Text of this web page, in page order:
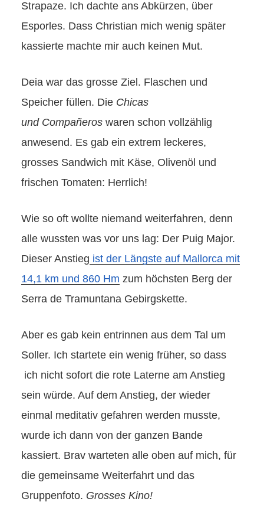
Strapaze. Ich dachte ans Abkürzen, über
Esporles. Dass Christian mich wenig später
kassierte machte mir auch keinen Mut.
Deia war das grosse Ziel. Flaschen und
Speicher füllen. Die Chicas
und Compañeros waren schon vollzählig
anwesend. Es gab ein extrem leckeres,
grosses Sandwich mit Käse, Olivenöl und
frischen Tomaten: Herrlich!
Wie so oft wollte niemand weiterfahren, denn
alle wussten was vor uns lag: Der Puig Major.
Dieser Anstieg ist der Längste auf Mallorca mit
14,1 km und 860 Hm zum höchsten Berg der
Serra de Tramuntana Gebirgskette.
Aber es gab kein entrinnen aus dem Tal um
Soller. Ich startete ein wenig früher, so dass
ich nicht sofort die rote Laterne am Anstieg
sein würde. Auf dem Anstieg, der wieder
einmal meditativ gefahren werden musste,
wurde ich dann von der ganzen Bande
kassiert. Brav warteten alle oben auf mich, für
die gemeinsame Weiterfahrt und das
Gruppenfoto. Grosses Kino!